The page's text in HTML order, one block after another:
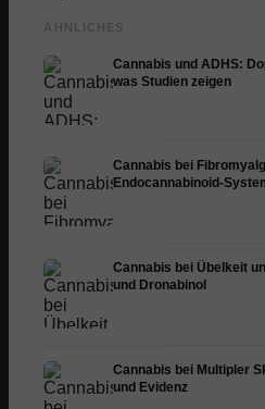
ÄHNLICHES
Cannabis und ADHS:
was Studien zeigen
Cannabis bei
Endocannabinoid-
Cannabis bei Übelkeit
und Dronabinol
Cannabis bei Multipler
und Evidenz